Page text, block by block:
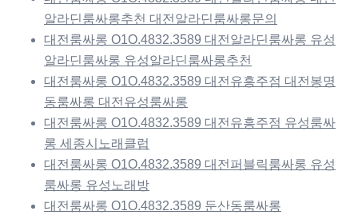
알라딘룸싸롱추천 대전알라딘룸싸롱문의
대전룸싸롱 O1O.4832.3589 대전알라딘룸싸롱 유성
알라딘룸싸롱 유성알라딘룸싸롱추천
대전룸싸롱 O1O.4832.3589 대전유흥주점 대전봉명
동룸싸롱 대전유성룸싸롱
대전룸싸롱 O1O.4832.3589 대전유흥주점 유성룸싸
롱 세종시노래클럽
대전룸싸롱 O1O.4832.3589 대전퍼블릭룸싸롱 유성
룸싸롱 유성노래방
대전룸싸롱 O1O.4832.3589 둔산동룸싸롱